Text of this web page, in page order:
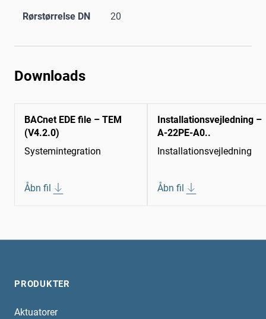
Rørstørrelse DN 20
Downloads
BACnet EDE file – TEM
(V4.2.0)
Systemintegration
Åbn fil
Installationsvejledning –
A-22PE-A0..
Installationsvejledning
Åbn fil
PRODUKTER
Aktuatorer